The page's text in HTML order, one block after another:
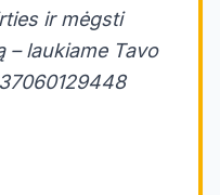
ir mėgsti
– laukiame Tavo